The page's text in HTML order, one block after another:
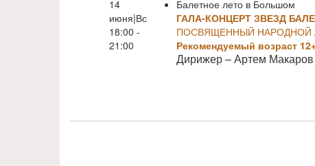
14
июня|Вс
18:00 -
21:00
Балетное лето в Большом
ГАЛА-КОНЦЕРТ ЗВЕЗД
ПОСВЯЩЕННЫЙ НАРОДНОЙ
Рекомендуемый возраст
Дирижер – Артем Макаров